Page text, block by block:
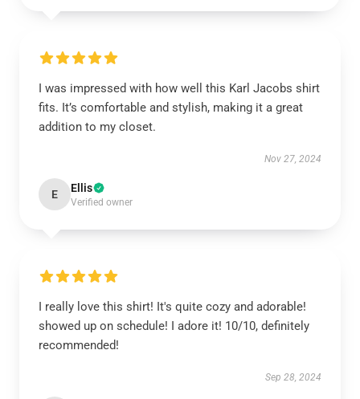
I was impressed with how well this Karl Jacobs shirt
fits. It’s comfortable and stylish, making it a great
addition to my closet.
Nov 27, 2024
E Ellis
Verified owner
I really love this shirt! It's quite cozy and adorable!
showed up on schedule! I adore it! 10/10, definitely
recommended!
Sep 28, 2024